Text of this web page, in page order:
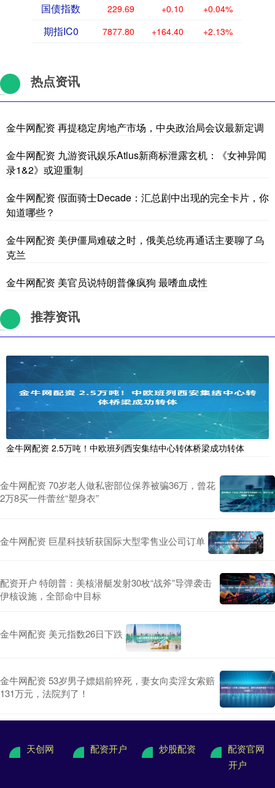
国债指数 229.69 +0.10 +0.04%
期指IC0 7877.80 +164.40 +2.13%
热点资讯
金牛网配资 再提稳定房地产市场，中央政治局会议最新定调
金牛网配资 九游资讯娱乐Atlus新商标泄露玄机：《女神异闻
录1&2》或迎重制
金牛网配资 假面骑士Decade：汇总剧中出现的完全卡片，你
知道哪些？
金牛网配资 美伊僵局难破之时，俄美总统再通话主要聊了乌
克兰
金牛网配资 美官员说特朗普像疯狗 最嗜血成性
推荐资讯
金牛网配资 2.5万吨！中欧班列西安集结中心转体桥梁成功转体
金牛网配资 70岁老人做私密部位保养被骗36万，曾花
2万8买一件蕾丝“塑身衣”
金牛网配资 巨星科技斩获国际大型零售业公司订单
配资开户 特朗普：美核潜艇发射30枚“战斧”导弹袭击
伊核设施，全部命中目标
金牛网配资 美元指数26日下跌
金牛网配资 53岁男子嫖娼前猝死，妻女向卖淫女索赔
131万元，法院判了！
天创网 配资开户 炒股配资
配资官网
开户